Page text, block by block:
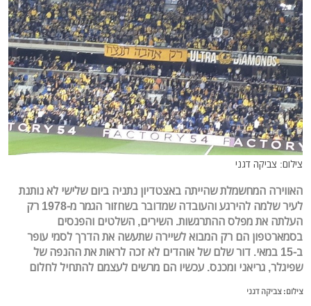
צילום: צביקה דגני
האווירה המחשמלת שהייתה באצטדיון נתניה ביום שלישי לא נותנת
לעיר שלמה להירגע והעובדה שמדובר בשחזור הגמר מ-1978 רק
העלתה את מפלס ההתרגשות. השירים, השלטים והפנסים
בסמארטפון הם רק המבוא לשיירה שתעשה את הדרך לסמי עופר
ב-15 במאי. דור שלם של אוהדים לא זכה לראות את ההנפה של
שפיגלר, גריאני ומכנס. עכשיו הם מרשים לעצמם להתחיל לחלום
צילום: צביקה דגני